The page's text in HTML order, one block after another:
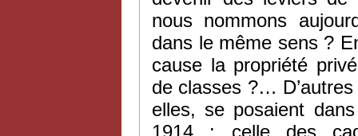
nous nommons
dans le même sens ?
cause la propriété
de classes ?…
elles, se posaient
1914 : celle des